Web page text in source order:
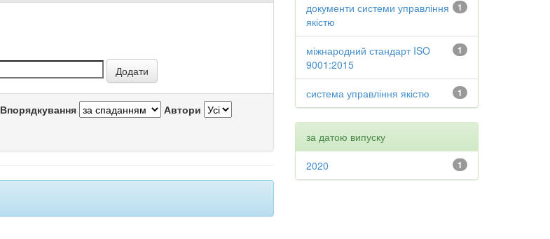
Впорядкування Автори
1
документи системи управління
якістю
1
міжнародний стандарт ISO
9001:2015
1
система управління якістю
за датою випуску
1
2020